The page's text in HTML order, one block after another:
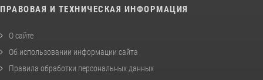
ПРАВОВАЯ И ТЕХНИЧЕСКАЯ ИНФОРМАЦИЯ
О сайте
Об использовании информации сайта
Правила обработки персональных данных